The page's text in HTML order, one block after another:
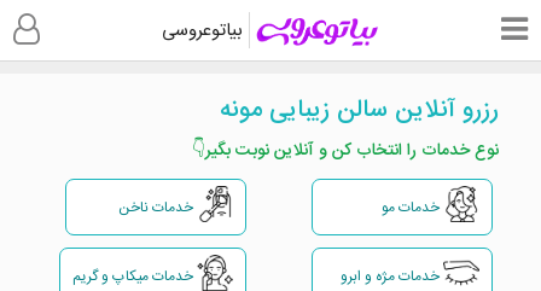
بیاتوعروسی
رزرو آنلاین سالن زیبایی مونه
نوع خدمات را انتخاب کن و آنلاین نوبت بگیر👇
خدمات مو خدمات ناخن
خدمات مژه و ابرو خدمات میکاپ و گریم